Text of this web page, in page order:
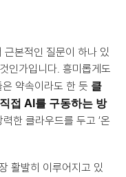
본적인 질문이 하나 있
인가입니다. 흥미롭게도
약속이라도 한 듯 클
접 AI를 구동하는 방
한 클라우드를 두고 ‘온
활발히 이루어지고 있